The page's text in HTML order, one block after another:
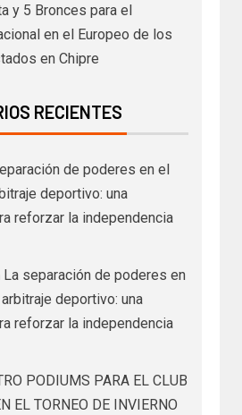
y 5 Bronces para el
en el Europeo de los
en Chipre
RECIENTES
de poderes en el
deportivo: una
reforzar la independencia
La separación de poderes en
deportivo: una
reforzar la independencia
PODIUMS PARA EL CLUB
EL TORNEO DE INVIERNO